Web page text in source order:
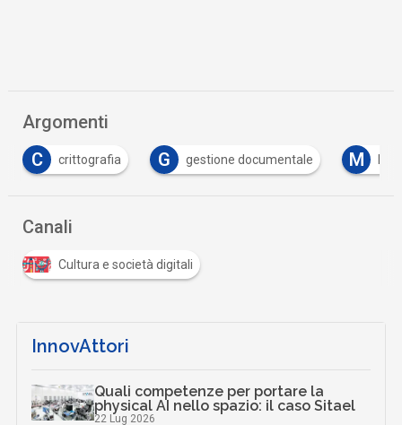
Argomenti
C
crittografia G gestione documentale M
Canali
Cultura e società digitali
InnovAttori
Quali competenze per portare la
physical AI nello spazio: il caso Sitael
22 Lug 2026